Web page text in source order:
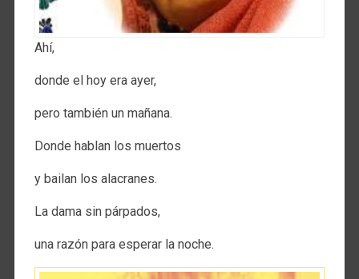
Ahí,
donde el hoy era ayer,
pero también un mañana.
Donde hablan los muertos
y bailan los alacranes.
La dama sin párpados,
una razón para esperar la noche.